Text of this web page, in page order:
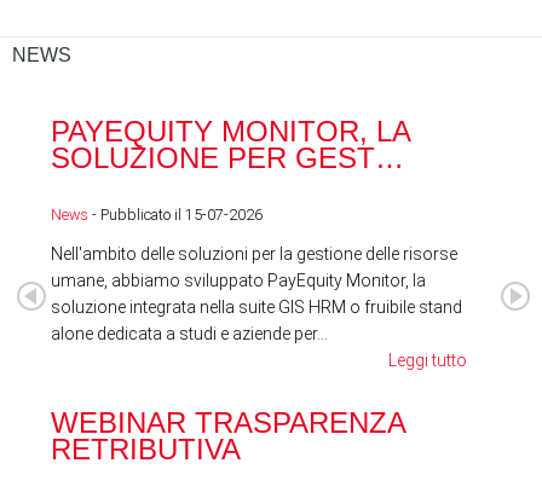
NEWS
PAYEQUITY MONITOR, LA
SOLUZIONE PER GEST…
News - Pubblicato il 15-07-2026
Nell'ambito delle soluzioni per la gestione delle risorse
umane, abbiamo sviluppato PayEquity Monitor, la
soluzione integrata nella suite GIS HRM o fruibile stand
alone dedicata a studi e aziende per...
Leggi tutto
WEBINAR TRASPARENZA
RETRIBUTIVA